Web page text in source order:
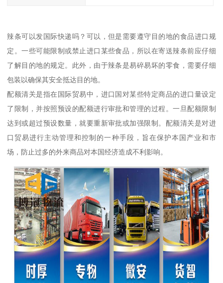
辣条可以发国际快递吗？可以，但是需要遵守目的地的食品进口规
定。一些可能限制或禁止进口某些食品，所以在寄送辣条前应仔细
了解目的地的规定。此外，由于辣条是易碎易坏的零食，需要仔细
包装以确保其安全抵达目的地。
配额清关是指在国际贸易中，进口国对某些特定商品的进口量设定
了限制，并按照预设的配额进行审批和管理的过程。一旦配额限制
达到或超过预设数量，就要重新审批或加强限制。配额清关是对进
口贸易进行主动管理和控制的一种手段，旨在保护本国产业和市
场，防止过多的外来商品对本国经济造成不利影响。